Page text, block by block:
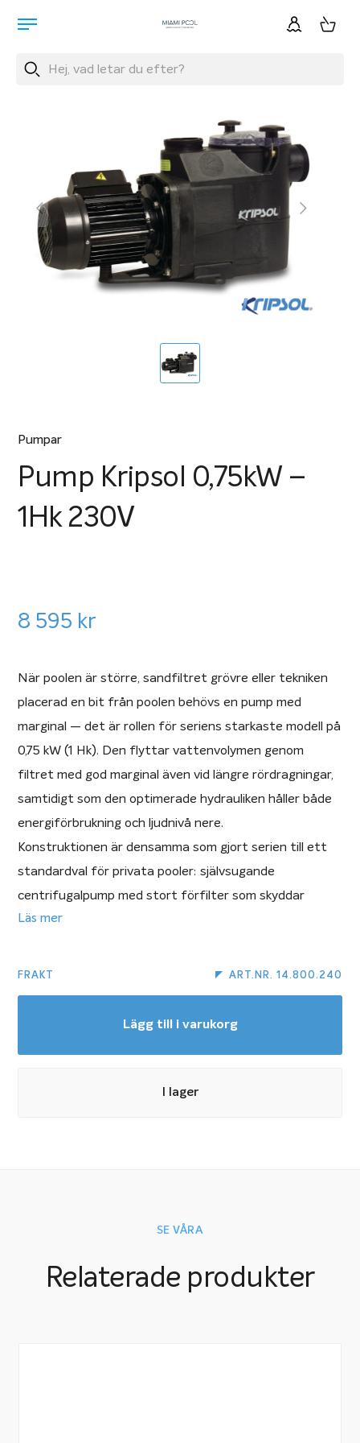
Pumpar
Pump Kripsol 0,75kW –
1Hk 230V
8 595 kr
När poolen är större, sandfiltret grövre eller tekniken
placerad en bit från poolen behövs en pump med
marginal — det är rollen för seriens starkaste modell på
0,75 kW (1 Hk). Den flyttar vattenvolymen genom
filtret med god marginal även vid längre rördragningar,
samtidigt som den optimerade hydrauliken håller både
energiförbrukning och ljudnivå nere.
Konstruktionen är densamma som gjort serien till ett
standardval för privata pooler: självsugande
centrifugalpump med stort förfilter som skyddar
pumphjulet från löv och skräp, transparent lock för
utan verktyg. Axeln är i rostfritt stål, pumphjulet i
Läs mer
FRAKT ART.NR. 14.800.240
Lägg till i varukorg
I lager
SE VÅRA
Relaterade produkter